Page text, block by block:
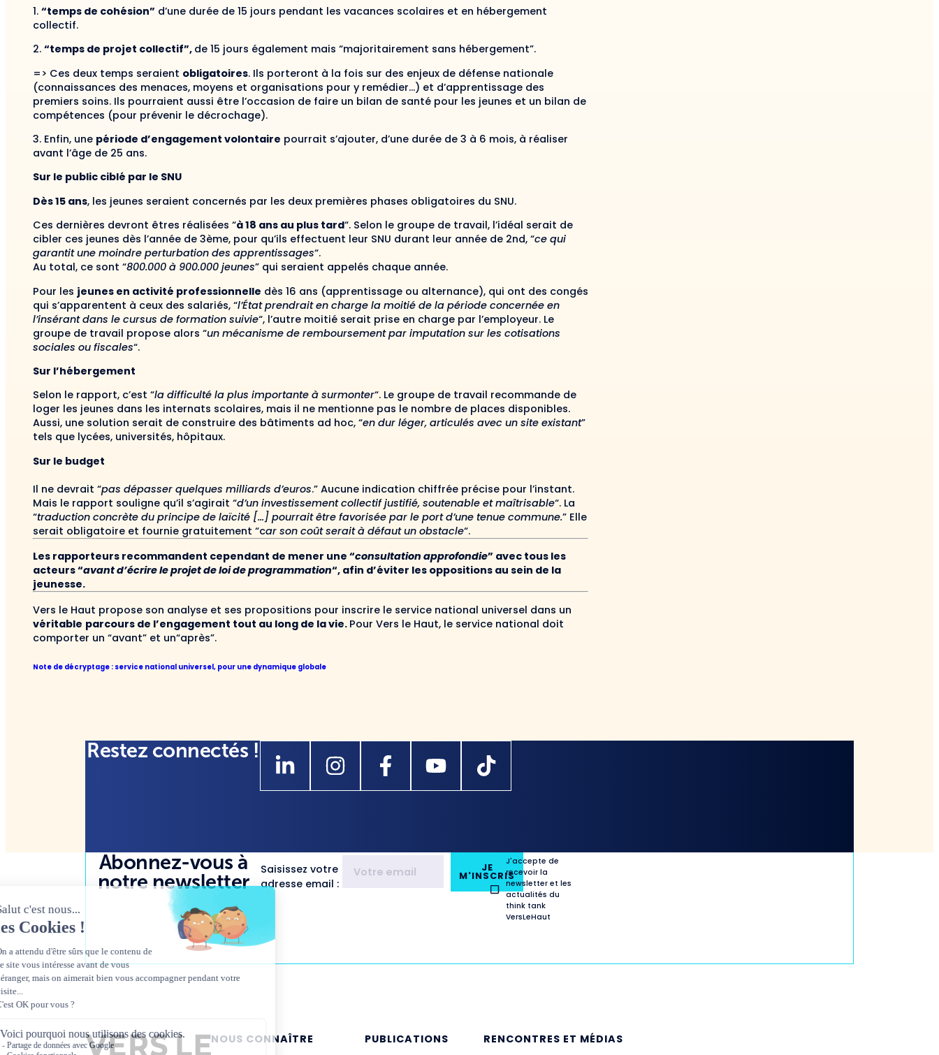
1. “temps de cohésion” d’une durée de 15 jours pendant les vacances scolaires et en hébergement
collectif.
2. “temps de projet collectif”, de 15 jours également mais “majoritairement sans hébergement”.
=> Ces deux temps seraient obligatoires. Ils porteront à la fois sur des enjeux de défense nationale
(connaissances des menaces, moyens et organisations pour y remédier…) et d’apprentissage des
premiers soins. Ils pourraient aussi être l’occasion de faire un bilan de santé pour les jeunes et un bilan de
compétences (pour prévenir le décrochage).
3. Enfin, une période d’engagement volontaire pourrait s’ajouter, d’une durée de 3 à 6 mois, à réaliser
avant l’âge de 25 ans.
Sur le public ciblé par le SNU
Dès 15 ans, les jeunes seraient concernés par les deux premières phases obligatoires du SNU.
Ces dernières devront êtres réalisées “à 18 ans au plus tard“. Selon le groupe de travail, l’idéal serait de
cibler ces jeunes dès l’année de 3ème, pour qu’ils effectuent leur SNU durant leur année de 2nd, “ce qui
garantit une moindre perturbation des apprentissages“.
Au total, ce sont “800.000 à 900.000 jeunes” qui seraient appelés chaque année.
Pour les jeunes en activité professionnelle dès 16 ans (apprentissage ou alternance), qui ont des congés
qui s’apparentent à ceux des salariés, “l’État prendrait en charge la moitié de la période concernée en
l’insérant dans le cursus de formation suivie“, l’autre moitié serait prise en charge par l’employeur. Le
groupe de travail propose alors “un mécanisme de remboursement par imputation sur les cotisations
sociales ou fiscales“.
Sur l’hébergement
Selon le rapport, c’est “la difficulté la plus importante à surmonter“. Le groupe de travail recommande de
loger les jeunes dans les internats scolaires, mais il ne mentionne pas le nombre de places disponibles.
Aussi, une solution serait de construire des bâtiments ad hoc, “en dur léger, articulés avec un site existant”
tels que lycées, universités, hôpitaux.
Sur le budget
Il ne devrait “pas dépasser quelques milliards d’euros.” Aucune indication chiffrée précise pour l’instant.
Mais le rapport souligne qu’il s’agirait “d’un investissement collectif justifié, soutenable et maîtrisable“. La
“traduction concrète du principe de laïcité […] pourrait être favorisée par le port d’une tenue commune.” Elle
serait obligatoire et fournie gratuitement “car son coût serait à défaut un obstacle“.
Les rapporteurs recommandent cependant de mener une “consultation approfondie” avec tous les
acteurs “avant d’écrire le projet de loi de programmation“, afin d’éviter les oppositions au sein de la
jeunesse.
Vers le Haut propose son analyse et ses propositions pour inscrire le service national universel dans un
véritable parcours de l’engagement tout au long de la vie. Pour Vers le Haut, le service national doit
comporter un “avant” et un“après”.
Note de décryptage : service national universel, pour une dynamique globale
Restez connectés !
Abonnez-vous à
notre newsletter
Saisissez votre
adresse email :
JE
M'INSCRIS
J'accepte de
recevoir la
newsletter et les
actualités du
think tank
VersLeHaut
NOUS CONNAÎTRE PUBLICATIONS RENCONTRES ET MÉDIAS